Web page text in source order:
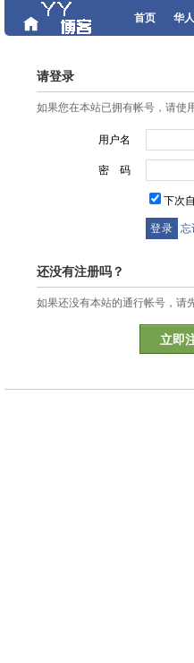
首页 华
请登录
如果您在本站已拥有帐号，请使
用户名
密 码
下次
忘
还没有注册吗？
如果还没有本站的通行帐号，请
立即